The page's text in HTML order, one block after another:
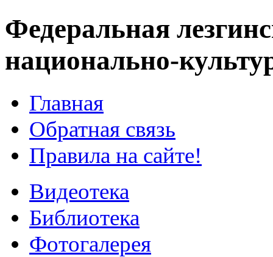
Федеральная
национально-
Главная
Обратная связь
Правила на сайте!
Видеотека
Библиотека
Фотогалерея